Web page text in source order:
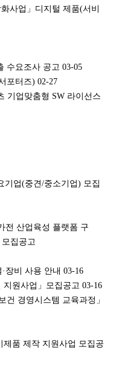
사업」디지털 제품(서비
수요조사 공고 03-05
포터즈) 02-27
기업맞춤형 SW 라이선스
기업(중견/중소기업) 모집
전 산업육성 플랫폼 구
집공고
장비 사용 안내 03-16
지원사업」모집공고 03-16
건 경영시스템 교육과정」
제품 제작 지원사업 모집공